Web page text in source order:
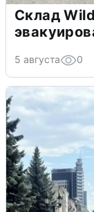
Склад
5 августа 0